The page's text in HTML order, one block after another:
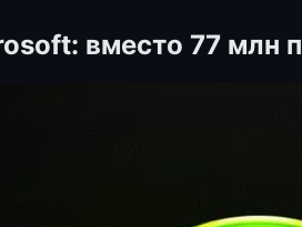
вместо 77